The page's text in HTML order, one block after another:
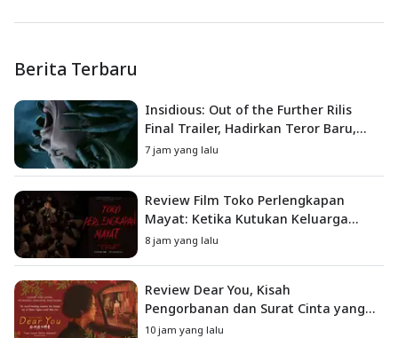
Berita Terbaru
Insidious: Out of the Further Rilis
Final Trailer, Hadirkan Teror Baru,
Iblis Kini Masuk ke Dunia Manusia
7 jam yang lalu
Review Film Toko Perlengkapan
Mayat: Ketika Kutukan Keluarga
Menjadi Sumber Teror yang
8 jam yang lalu
Review Dear You, Kisah
Pengorbanan dan Surat Cinta yang
Menyentuh Hati
10 jam yang lalu